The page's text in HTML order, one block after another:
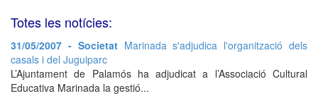
Totes les notícies:
31/05/2007 - Societat Marinada s'adjudica l'organització dels
casals i del Juguiparc
L’Ajuntament de Palamós ha adjudicat a l’Associació Cultural
Educativa Marinada la gestió...